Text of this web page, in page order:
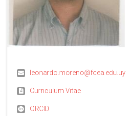
leonardo.moreno@fcea.edu.uy
Curriculum Vitae
ORCID